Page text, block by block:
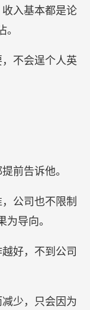
入基本都是论
不会逞个人英
前告诉他。
公司也不限制
导向。
好，不到公司
少，只会因为